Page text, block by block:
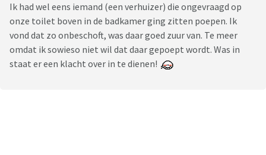
Ik had wel eens iemand (een verhuizer) die ongevraagd op
onze toilet boven in de badkamer ging zitten poepen. Ik
vond dat zo onbeschoft, was daar goed zuur van. Te meer
omdat ik sowieso niet wil dat daar gepoept wordt. Was in
staat er een klacht over in te dienen!